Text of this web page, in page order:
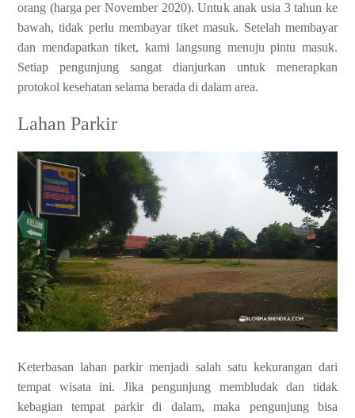
orang (harga per November 2020). Untuk anak usia 3 tahun ke
bawah, tidak perlu membayar tiket masuk. Setelah membayar
dan mendapatkan tiket, kami langsung menuju pintu masuk.
Setiap pengunjung sangat dianjurkan untuk menerapkan
protokol kesehatan selama berada di dalam area.
Lahan Parkir
Keterbasan lahan parkir menjadi salah satu kekurangan dari
tempat wisata ini. Jika pengunjung membludak dan tidak
kebagian tempat parkir di dalam, maka pengunjung bisa